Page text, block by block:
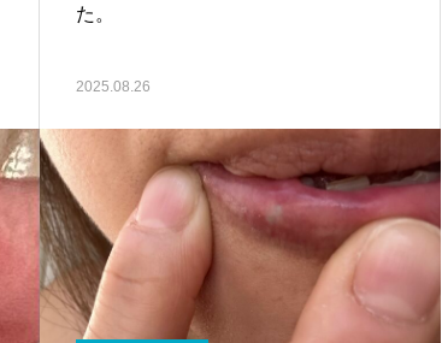
た。
2025.08.26